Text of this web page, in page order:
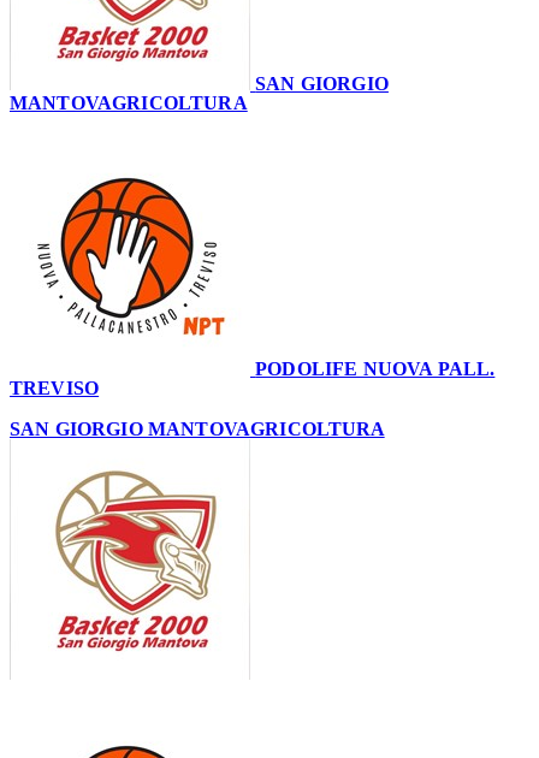
SAN GIORGIO
MANTOVAGRICOLTURA
PODOLIFE NUOVA PALL.
TREVISO
SAN GIORGIO MANTOVAGRICOLTURA